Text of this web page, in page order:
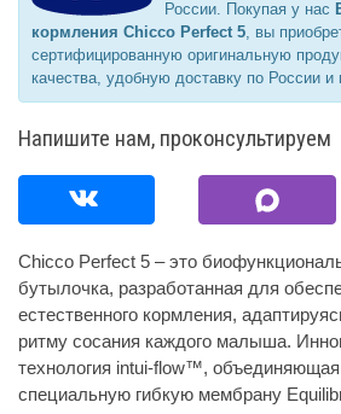
России. Покупая у нас
кормления Chicco Perfect 5 , вы
сертифицированную оригинальную
качества, удобную доставку по России и
Напишите нам, проконсультируем
Chicco Perfect 5 – это
бутылочка, разработанная для
естественного кормления,
ритму сосания каждого малыша.
технология intui-flow™, объединяющая
специальную гибкую мембрану